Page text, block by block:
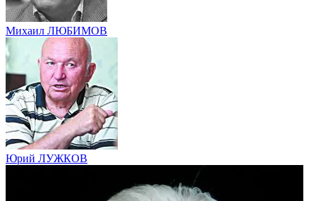
Михаил ЛЮБИМОВ
Юрий ЛУЖКОВ